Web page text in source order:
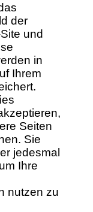
der
und
in
Ihrem
Seiten
Sie
jedesmal
Ihre
nutzen zu